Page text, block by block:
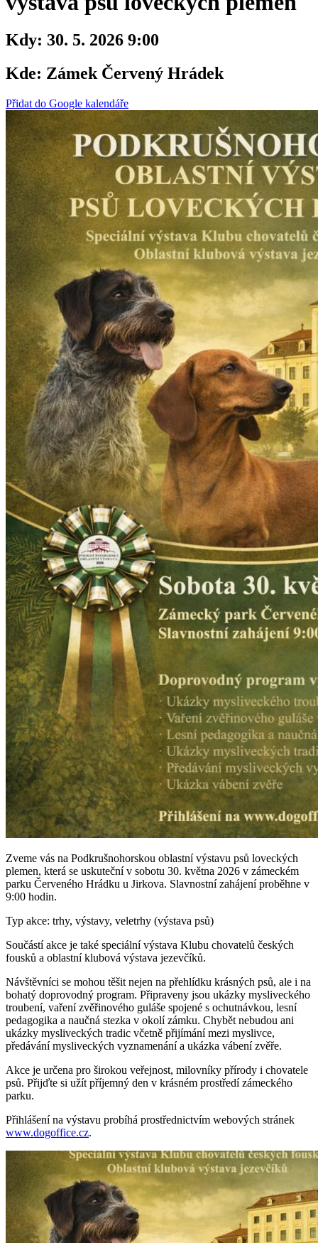
Kdy: 30. 5. 2026 9:00
Kde: Zámek Červený Hrádek
Přidat do Google kalendáře
Zveme vás na Podkrušnohorskou oblastní výstavu psů loveckých
plemen, která se uskuteční v sobotu 30. května 2026 v zámeckém
parku Červeného Hrádku u Jirkova. Slavnostní zahájení proběhne v
9:00 hodin.
Typ akce: trhy, výstavy, veletrhy (výstava psů)
Součástí akce je také speciální výstava Klubu chovatelů českých
fousků a oblastní klubová výstava jezevčíků.
Návštěvníci se mohou těšit nejen na přehlídku krásných psů, ale i na
bohatý doprovodný program. Připraveny jsou ukázky mysliveckého
troubení, vaření zvěřinového guláše spojené s ochutnávkou, lesní
pedagogika a naučná stezka v okolí zámku. Chybět nebudou ani
ukázky mysliveckých tradic včetně přijímání mezi myslivce,
předávání mysliveckých vyznamenání a ukázka vábení zvěře.
Akce je určena pro širokou veřejnost, milovníky přírody i chovatele
psů. Přijďte si užít příjemný den v krásném prostředí zámeckého
parku.
Přihlášení na výstavu probíhá prostřednictvím webových stránek
www.dogoffice.cz.